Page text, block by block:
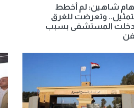
شاهين: لم أخطط
وتعرضت للغرق
المستشفى بسبب